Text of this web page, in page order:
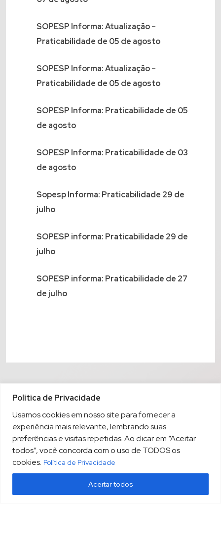
Política de Privacidade
Usamos cookies em nosso site para fornecer a
experiência mais relevante, lembrando suas
preferências e visitas repetidas. Ao clicar em “Aceitar
todos”, você concorda com o uso de TODOS os
cookies. Política de Privacidade
Aceitar todos
SOPESP Informa: Atualização –
Praticabilidade de 05 de agosto
SOPESP Informa: Atualização –
Praticabilidade de 05 de agosto
SOPESP Informa: Praticabilidade de 05
de agosto
SOPESP Informa: Praticabilidade de 03
de agosto
Sopesp Informa: Praticabilidade 29 de
julho
SOPESP informa: Praticabilidade 29 de
julho
SOPESP informa: Praticabilidade de 27
de julho